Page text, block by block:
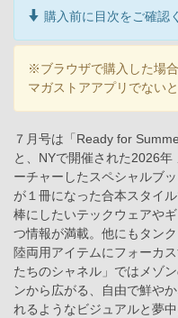
購入前に目次をご確認
※ブラウザで購入した場
マガストアアプリでない
７月号は「Ready for
と、NYで開催された2026
ーチャーしたスペシャルブ
が１冊になった合本スタイ
棒にしたいテックウェアや
つ情報が満載。他にもタン
陸両用アイテムにフォーカ
たちのシャネル」ではメゾ
ンから広がる、自由で鮮や
れるようなビジュアルと夢